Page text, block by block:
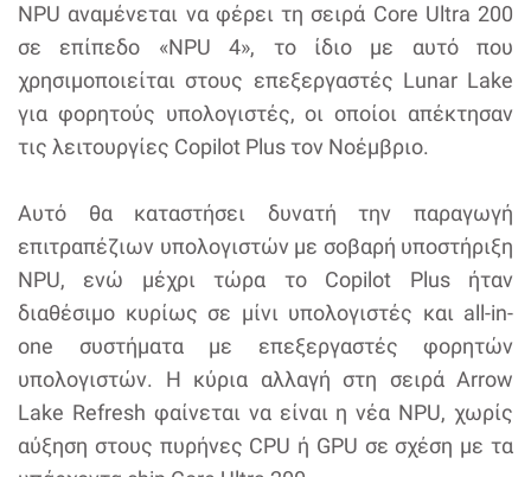
NPU αναμένεται να φέρει τη σειρά Core Ultra 200
σε επίπεδο «NPU 4», το ίδιο με αυτό που
χρησιμοποιείται στους επεξεργαστές Lunar Lake
για φορητούς υπολογιστές, οι οποίοι απέκτησαν
τις λειτουργίες Copilot Plus τον Νοέμβριο.
Αυτό θα καταστήσει δυνατή την παραγωγή
επιτραπέζιων υπολογιστών με σοβαρή υποστήριξη
NPU, ενώ μέχρι τώρα το Copilot Plus ήταν
διαθέσιμο κυρίως σε μίνι υπολογιστές και all-in-
one συστήματα με επεξεργαστές φορητών
υπολογιστών. Η κύρια αλλαγή στη σειρά Arrow
Lake Refresh φαίνεται να είναι η νέα NPU, χωρίς
αύξηση στους πυρήνες CPU ή GPU σε σχέση με τα